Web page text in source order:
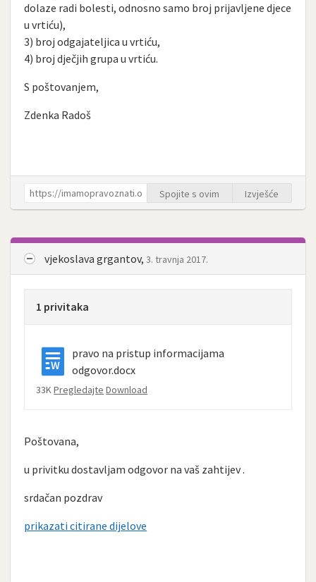
dolaze radi bolesti, odnosno samo broj prijavljene djece
u vrtiću),
3) broj odgajateljica u vrtiću,
4) broj dječjih grupa u vrtiću.
S poštovanjem,
Zdenka Radoš
Spojite s ovim Izvješće
vjekoslava grgantov, 3. travnja 2017.
1 privitaka
pravo na pristup informacijama
odgovor.docx
33KPregledajte Download
Poštovana,
u privitku dostavljam odgovor na vaš zahtijev .
srdačan pozdrav
prikazati citirane dijelove